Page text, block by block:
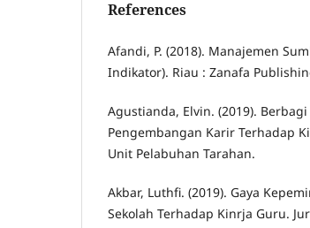
References
Afandi, P. (2018). Manajemen
Indikator). Riau : Zanafa
Agustianda, Elvin. (2019).
Pengembangan Karir Terhadap
Unit Pelabuhan Tarahan.
Akbar, Luthfi. (2019). Gaya
Sekolah Terhadap Kinrja Guru.